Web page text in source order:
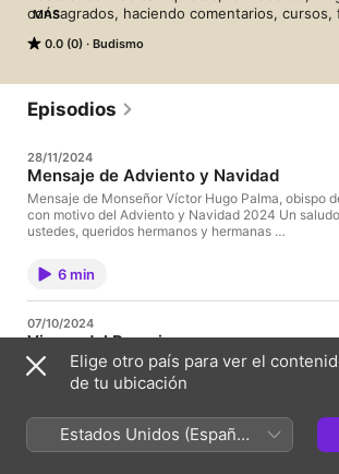
0.0 (0) Budismo
consagrados, haciendo comentarios, cursos,
como católicos.
Parroquia de Nuestra Señora de Concepción
Escuintla - Diócesis de Escuintla - Guatemala
MÁS
Episodios
28/11/2024
Mensaje de Adviento y Navidad
Mensaje de Monseñor Víctor Hugo Palma, obispo
con motivo del Adviento y Navidad 2024 Un
ustedes, queridos hermanos y hermanas …
6 min
07/10/2024
Virgen del Rosario
Mensaje Monseñor Víctor Hugo Palma, obispo de
motivo de la celebración de la Virgen del Rosario
4 min
Elige otro país para ver el
de tu ubicación
Estados Unidos (Español
México)